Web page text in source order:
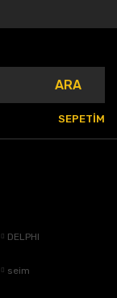
ARA
SEPETİM
DELPHI
seim